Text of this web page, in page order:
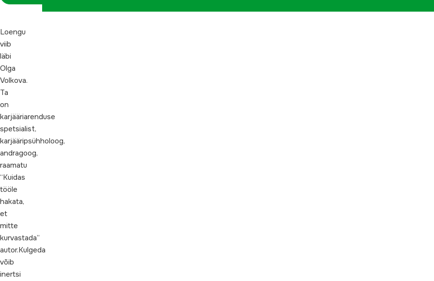
Loengu
viib
läbi
Olga
Volkova.
Ta
on
karjääriarenduse
spetsialist,
karjääripsühholoog,
andragoog,
raamatu
“Kuidas
tööle
hakata,
et
mitte
kurvastada”
autor.Kulgeda
võib
inertsi